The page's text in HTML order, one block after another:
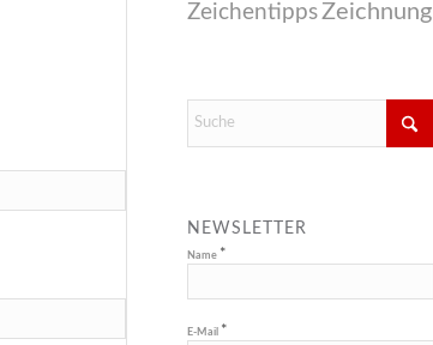
ZeichentippsZeichnung
NEWSLETTER
Name *
E-Mail *